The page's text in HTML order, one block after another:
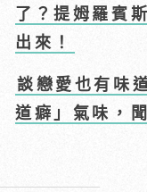
了？提姆羅賓
出來！
談戀愛也有味
道癖」氣味，